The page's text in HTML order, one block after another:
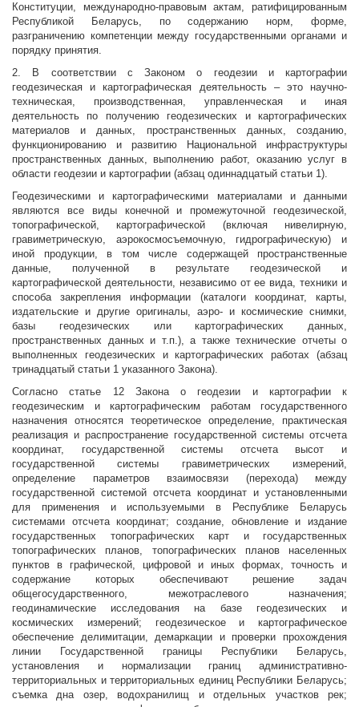
Конституции, международно-правовым актам, ратифицированным
Республикой Беларусь, по содержанию норм, форме,
разграничению компетенции между государственными органами и
порядку принятия.
2. В соответствии с Законом о геодезии и картографии
геодезическая и картографическая деятельность – это научно-
техническая, производственная, управленческая и иная
деятельность по получению геодезических и картографических
материалов и данных, пространственных данных, созданию,
функционированию и развитию Национальной инфраструктуры
пространственных данных, выполнению работ, оказанию услуг в
области геодезии и картографии (абзац одиннадцатый статьи 1).
Геодезическими и картографическими материалами и данными
являются все виды конечной и промежуточной геодезической,
топографической, картографической (включая нивелирную,
гравиметрическую, аэрокосмосъемочную, гидрографическую) и
иной продукции, в том числе содержащей пространственные
данные, полученной в результате геодезической и
картографической деятельности, независимо от ее вида, техники и
способа закрепления информации (каталоги координат, карты,
издательские и другие оригиналы, аэро- и космические снимки,
базы геодезических или картографических данных,
пространственных данных и т.п.), а также технические отчеты о
выполненных геодезических и картографических работах (абзац
тринадцатый статьи 1 указанного Закона).
Согласно статье 12 Закона о геодезии и картографии к
геодезическим и картографическим работам государственного
назначения относятся теоретическое определение, практическая
реализация и распространение государственной системы отсчета
координат, государственной системы отсчета высот и
государственной системы гравиметрических измерений,
определение параметров взаимосвязи (перехода) между
государственной системой отсчета координат и установленными
для применения и используемыми в Республике Беларусь
системами отсчета координат; создание, обновление и издание
государственных топографических карт и государственных
топографических планов, топографических планов населенных
пунктов в графической, цифровой и иных формах, точность и
содержание которых обеспечивают решение задач
общегосударственного, межотраслевого назначения;
геодинамические исследования на базе геодезических и
космических измерений; геодезическое и картографическое
обеспечение делимитации, демаркации и проверки прохождения
линии Государственной границы Республики Беларусь,
установления и нормализации границ административно-
территориальных и территориальных единиц Республики Беларусь;
съемка дна озер, водохранилищ и отдельных участков рек;